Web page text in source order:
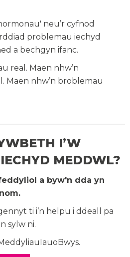
neu’r cyfnod
problemau iechyd
a bechgyn ifanc.
real. Maen nhw’n
Maen nhw’n broblemau
I’W
MEDDWL?
a byw'n dda yn
ti i’n helpu i ddeall pa
sylw ni.